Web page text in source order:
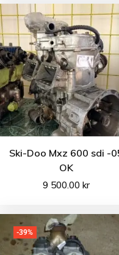
Ski-Doo Mxz 600 sdi -
OK
9 500.00 kr
-39%